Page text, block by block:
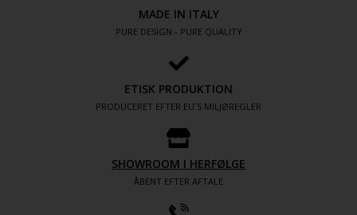
MADE IN ITALY
PURE DESIGN - PURE QUALITY
ETISK PRODUKTION
PRODUCERET EFTER EU´S MILJØREGLER
SHOWROOM I HERFØLGE
ÅBENT EFTER AFTALE